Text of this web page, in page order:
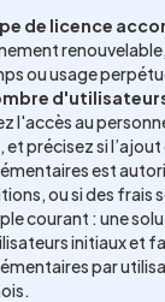
de licence
ou usage
l'accès au
et précisez si
est
ou si des frais
courant : une
initiaux et
par